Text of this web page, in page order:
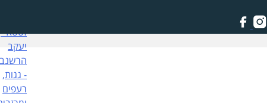
to
content